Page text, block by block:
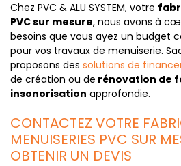
Chez PVC & ALU SYSTEM, votre
PVC sur mesure, nous avons à
besoins que vous ayez un budget
pour vos travaux de menuiserie.
proposons des solutions de
de création ou de rénovation de
insonorisation approfondie.
CONTACTEZ VOTRE
MENUISERIES PVC SUR
OBTENIR UN DEVIS